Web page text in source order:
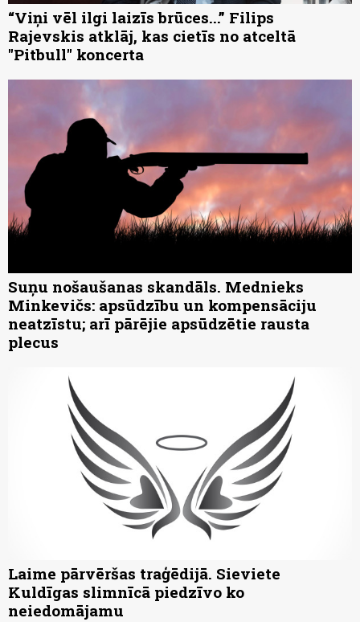
“Viņi vēl ilgi laizīs brūces...” Filips
Rajevskis atklāj, kas cietīs no atceltā
"Pitbull" koncerta
Suņu nošaušanas skandāls. Mednieks
Minkevičs: apsūdzību un kompensāciju
neatzīstu; arī pārējie apsūdzētie rausta
plecus
Laime pārvēršas traģēdijā. Sieviete
Kuldīgas slimnīcā piedzīvo ko
neiedomājamu